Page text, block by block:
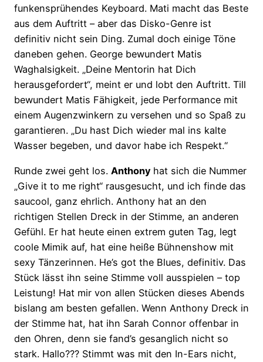
funkensprühendes Keyboard. Mati macht das Beste
aus dem Auftritt – aber das Disko-Genre ist
definitiv nicht sein Ding. Zumal doch einige Töne
daneben gehen. George bewundert Matis
Waghalsigkeit. „Deine Mentorin hat Dich
herausgefordert“, meint er und lobt den Auftritt. Till
bewundert Matis Fähigkeit, jede Performance mit
einem Augenzwinkern zu versehen und so Spaß zu
garantieren. „Du hast Dich wieder mal ins kalte
Wasser begeben, und davor habe ich Respekt.“
Runde zwei geht los. Anthony hat sich die Nummer
„Give it to me right“ rausgesucht, und ich finde das
saucool, ganz ehrlich. Anthony hat an den
richtigen Stellen Dreck in der Stimme, an anderen
Gefühl. Er hat heute einen extrem guten Tag, legt
coole Mimik auf, hat eine heiße Bühnenshow mit
sexy Tänzerinnen. He’s got the Blues, definitiv. Das
Stück lässt ihn seine Stimme voll ausspielen – top
Leistung! Hat mir von allen Stücken dieses Abends
bislang am besten gefallen. Wenn Anthony Dreck in
der Stimme hat, hat ihn Sarah Connor offenbar in
den Ohren, denn sie fand’s gesanglich nicht so
stark. Hallo??? Stimmt was mit den In-Ears nicht,